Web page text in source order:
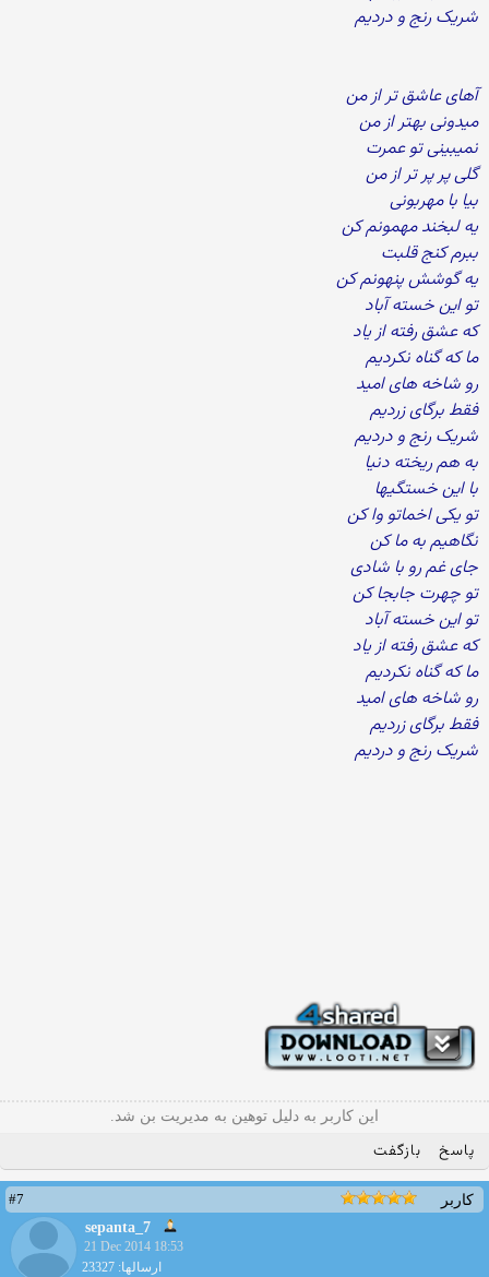
شریک رنج و دردیم
آهای عاشق تر از من
میدونی بهتر از من
نمیبینی تو عمرت
گلی پر پر تر از من
بیا با مهربونی
یه لبخند مهمونم کن
ببرم کنج قلبت
یه گوشش پنهونم کن
تو این خسته آباد
که عشق رفته از یاد
ما که گناه نکردیم
رو شاخه های امید
فقط برگای زردیم
شریک رنج و دردیم
به هم ریخته دنیا
با این خستگیها
تو یکی اخماتو وا کن
نگاهیم به ما کن
جای غم رو با شادی
تو چهرت جابجا کن
تو این خسته آباد
که عشق رفته از یاد
ما که گناه نکردیم
رو شاخه های امید
فقط برگای زردیم
شریک رنج و دردیم
این کاربر به دلیل توهین به مدیریت بن شد.
پاسخ بازگفت
کاربر
#7
sepanta_7
21 Dec 2014 18:53
ارسالها: 23327